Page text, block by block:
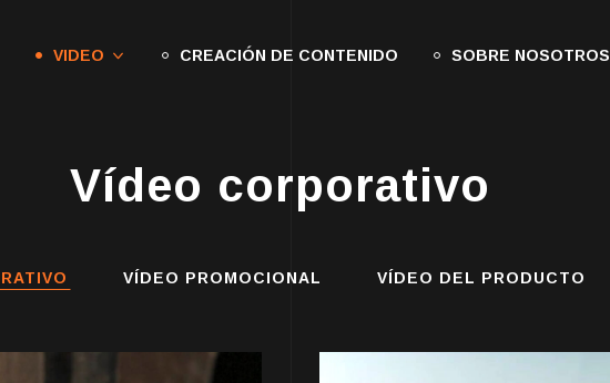
VIDEO CREACIÓN DE CONTENIDO SOBRE NOSOTROS
Vídeo corporativo
VÍDEO PROMOCIONAL VÍDEO DEL PRODUCTO